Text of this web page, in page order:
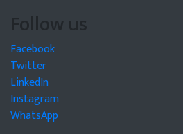
Follow us
Facebook
Twitter
LinkedIn
Instagram
WhatsApp